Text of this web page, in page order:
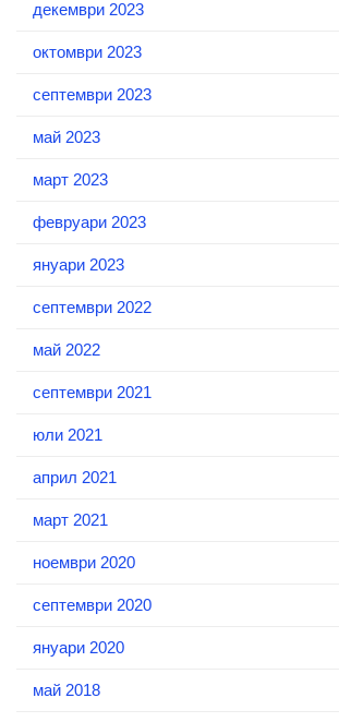
декември 2023
октомври 2023
септември 2023
май 2023
март 2023
февруари 2023
януари 2023
септември 2022
май 2022
септември 2021
юли 2021
април 2021
март 2021
ноември 2020
септември 2020
януари 2020
май 2018